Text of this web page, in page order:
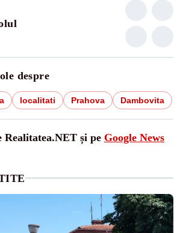
despre
localitati Prahova Dambovita
și pe Google News